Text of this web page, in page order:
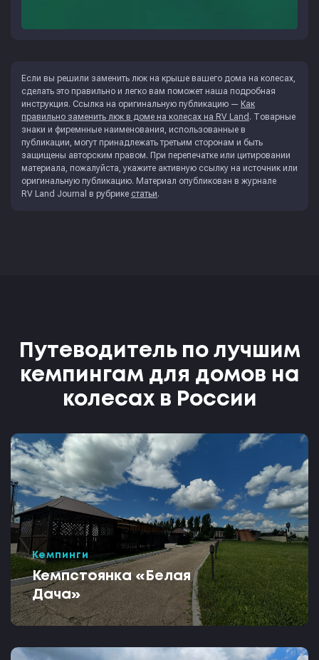
Если вы решили заменить люк на крыше вашего дома на колесах,
сделать это правильно и легко вам поможет наша подробная
инструкция. Ссылка на оригинальную публикацию — Как
правильно заменить люк в доме на колесах на RV Land . Товарные
знаки и фиремнные наименования, использованные в
публикации, могут принадлежать третьим сторонам и быть
защищены авторским правом. При перепечатке или цитировании
материала, пожалуйста, укажите активную ссылку на источник или
оригинальную публикацию. Материал опубликован в журнале
RV Land Journal в рубрике статьи.
Путеводитель по лучшим
кемпингам для домов на
колесах в России
Кемпинги
Кемпстоянка «Белая
Дача»